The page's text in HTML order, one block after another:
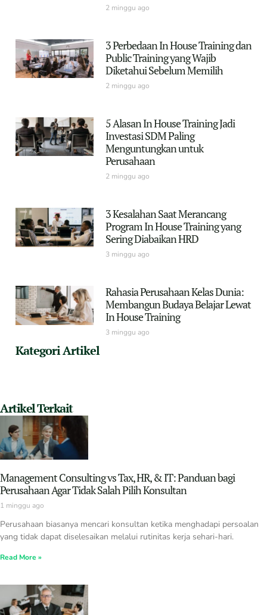
2 minggu ago
3 Perbedaan In House Training dan
Public Training yang Wajib
Diketahui Sebelum Memilih
2 minggu ago
5 Alasan In House Training Jadi
Investasi SDM Paling
Menguntungkan untuk
Perusahaan
2 minggu ago
3 Kesalahan Saat Merancang
Program In House Training yang
Sering Diabaikan HRD
3 minggu ago
Rahasia Perusahaan Kelas Dunia:
Membangun Budaya Belajar Lewat
In House Training
3 minggu ago
Kategori Artikel
Artikel Terkait
Management Consulting vs Tax, HR, & IT: Panduan bagi
Perusahaan Agar Tidak Salah Pilih Konsultan
1 minggu ago
Perusahaan biasanya mencari konsultan ketika menghadapi persoalan
yang tidak dapat diselesaikan melalui rutinitas kerja sehari-hari.
Read More »